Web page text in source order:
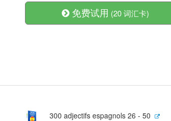
免费试用 (20 词汇卡)
300 adjectifs espagnols 26 - 50